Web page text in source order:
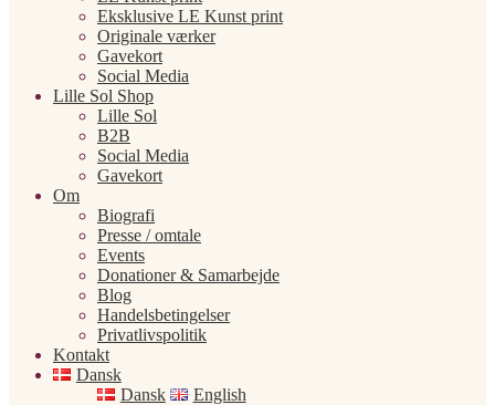
Eksklusive LE Kunst print
Originale værker
Gavekort
Social Media
Lille Sol Shop
Lille Sol
B2B
Social Media
Gavekort
Om
Biografi
Presse / omtale
Events
Donationer & Samarbejde
Blog
Handelsbetingelser
Privatlivspolitik
Kontakt
Dansk
Dansk
English